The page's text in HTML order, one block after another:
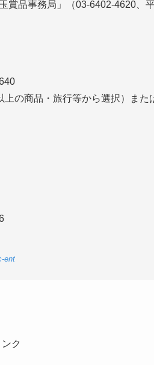
賞品事務局」（03-6402-4620、
の商品・旅行等から選択）また
ent
ク